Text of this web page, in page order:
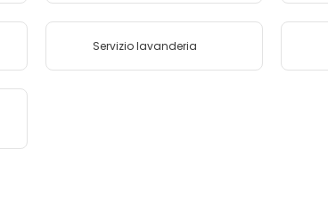
Servizio lavanderia